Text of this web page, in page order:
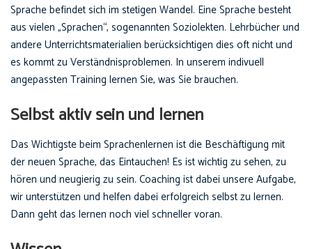
Sprache befindet sich im stetigen Wandel. Eine Sprache besteht
aus vielen „Sprachen“, sogenannten Soziolekten. Lehrbücher und
andere Unterrichtsmaterialien berücksichtigen dies oft nicht und
es kommt zu Verständnisproblemen. In unserem indivuell
angepassten Training lernen Sie, was Sie brauchen.
Selbst aktiv sein und lernen
Das Wichtigste beim Sprachenlernen ist die Beschäftigung mit
der neuen Sprache, das Eintauchen! Es ist wichtig zu sehen, zu
hören und neugierig zu sein. Coaching ist dabei unsere Aufgabe,
wir unterstützen und helfen dabei erfolgreich selbst zu lernen.
Dann geht das lernen noch viel schneller voran.